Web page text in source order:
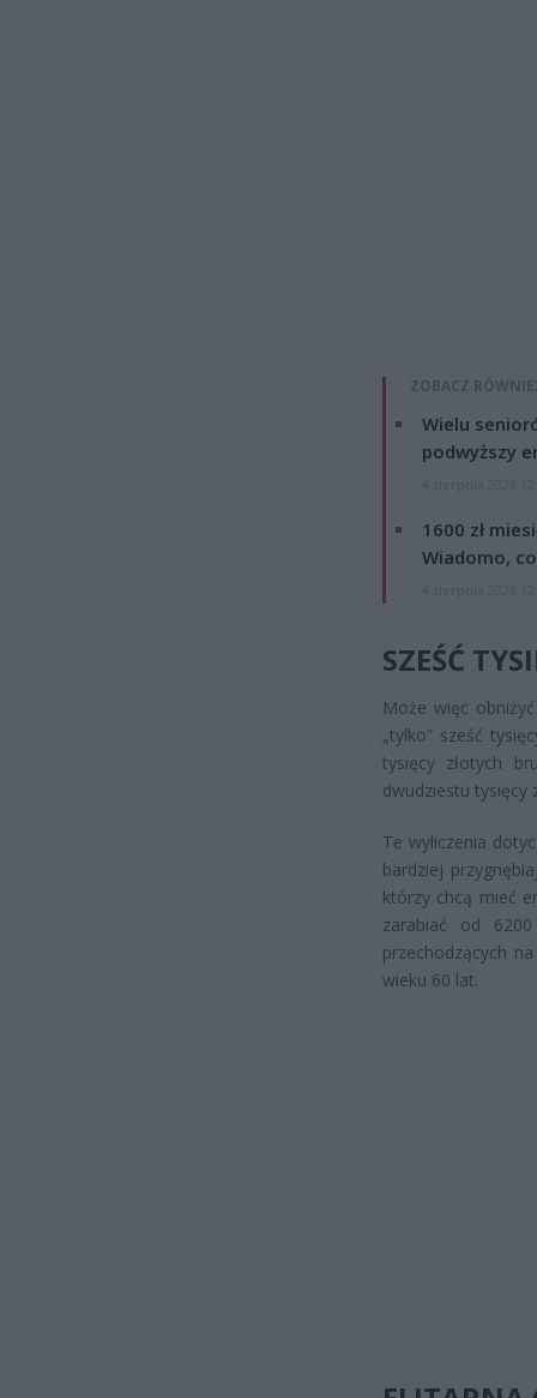
ZOBACZ
Wielu
podwyższy
1600 zł
Wiadomo,
SZEŚĆ
Może więc
„tylko” sześć
tysięcy złotych
dwudziestu tysięcy
Te wyliczenia
bardziej
którzy chcą mieć
zarabiać od
przechodzących
wieku 60 lat.